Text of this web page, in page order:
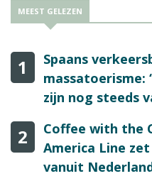
MEEST GELEZEN
1
Spaans
massatoerisme:
zijn nog steeds
2
Coffee with the
America Line
vanuit